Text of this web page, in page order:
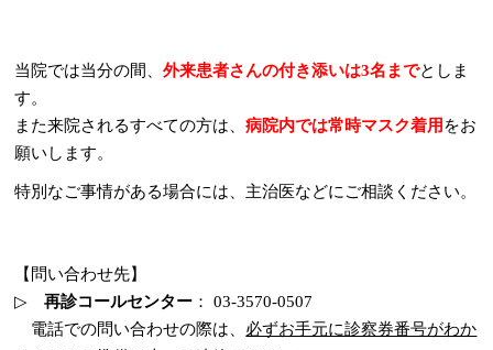
当院では当分の間、外来患者さんの付き添いは3名までとしま
す。
また来院されるすべての方は、病院内では常時マスク着用 をお
願いします。
特別なご事情がある場合には、主治医などにご相談ください。
【問い合わせ先】
▷再診コールセンター ： 03-3570-0507
電話での問い合わせの際は、 必ずお手元に診察券番号がわか